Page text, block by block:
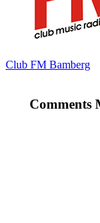
Club FM Bamberg
Comments